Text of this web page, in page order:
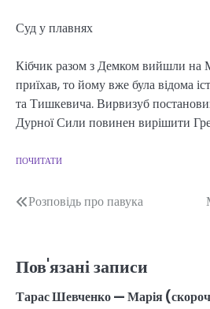
Суд у плавнях
Кібчик разом з Демком вийшли на
приїхав, то йому вже була відома
та Тишкевича. Вирвизуб
Дурної Сили повинен вирішити
ПОЧИТАТИ
Навігація
Розповідь про павука
Пов'язані записи
Тарас Шевченко — Марія